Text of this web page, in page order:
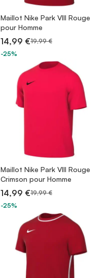
Maillot Nike Park VIII Rouge
pour Homme
14,99 €19,99 €
-25%
Maillot Nike Park VIII Rouge
Crimson pour Homme
14,99 €19,99 €
-25%